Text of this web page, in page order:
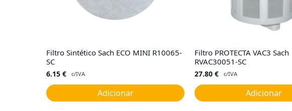
Filtro Sintético Sach ECO MINI R10065-
SC
6.15 € c/IVA
Adicionar
Filtro PROTECTA VAC3 Sach
RVAC30051-SC
27.80 € c/IVA
Adicionar